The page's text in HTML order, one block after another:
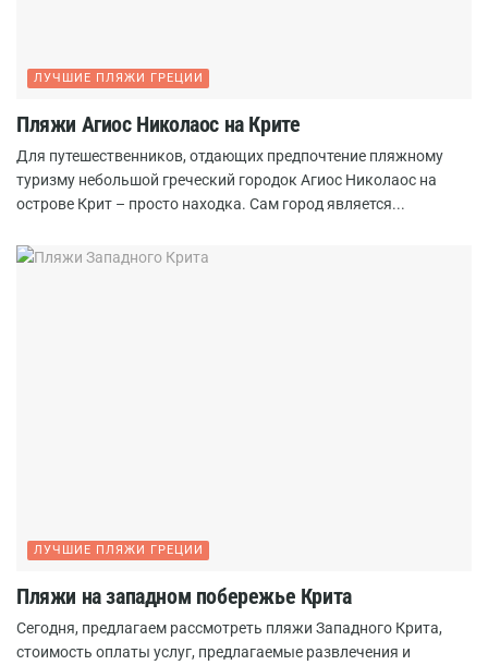
ЛУЧШИЕ ПЛЯЖИ ГРЕЦИИ
Пляжи Агиос Николаос на Крите
Для путешественников, отдающих предпочтение пляжному
туризму небольшой греческий городок Агиос Николаос на
острове Крит – просто находка. Сам город является...
ЛУЧШИЕ ПЛЯЖИ ГРЕЦИИ
Пляжи на западном побережье Крита
Сегодня, предлагаем рассмотреть пляжи Западного Крита,
стоимость оплаты услуг, предлагаемые развлечения и